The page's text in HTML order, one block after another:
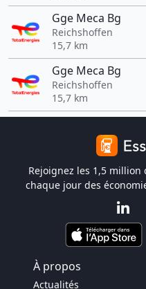
Gge Meca Bg
Reichshoffen
15,7 km
Gge Meca Bg
Reichshoffen
15,7 km
Rejoignez les 1,5
chaque jour des
À propos
Actualités